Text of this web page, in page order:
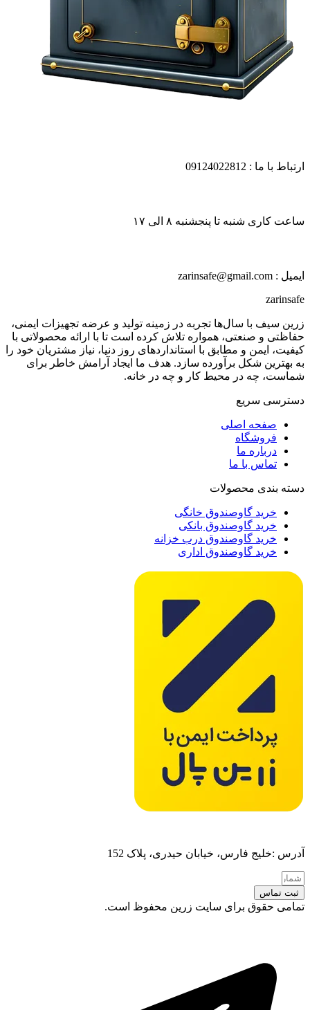
ارتباط با ما : 09124022812
ساعت کاری شنبه تا پنجشنبه ۸ الی ۱۷
ایمیل : zarinsafe@gmail.com
zarinsafe
زرین سیف با سال‌ها تجربه در زمینه تولید و عرضه تجهیزات ایمنی،
حفاظتی و صنعتی، همواره تلاش کرده است تا با ارائه محصولاتی با
کیفیت، ایمن و مطابق با استانداردهای روز دنیا، نیاز مشتریان خود را
به بهترین شکل برآورده سازد. هدف ما ایجاد آرامش خاطر برای
شماست، چه در محیط کار و چه در خانه.
دسترسی سریع
صفحه اصلی
فروشگاه
درباره ما
تماس با ما
دسته بندی محصولات
خرید گاوصندوق خانگی
خرید گاوصندوق بانکی
خرید گاوصندوق درب خزانه
خرید گاوصندوق اداری
آدرس :خلیج فارس، خیابان حیدری، پلاک 152
ثبت تماس
تمامی حقوق برای سایت زرین محفوظ است.